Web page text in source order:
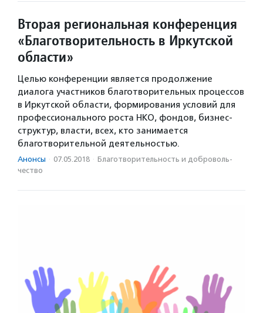
Вторая региональная конференция
«Благотворительность в Иркутской
области»
Целью конференции является продолжение
диалога участников благотворительных процессов
в Иркутской области, формирования условий для
профессионального роста НКО, фондов, бизнес-
структур, власти, всех, кто занимается
благотворительной деятельностью.
Анонсы · 07.05.2018 · Благотвори­тель­ность и доброволь­
чест­во